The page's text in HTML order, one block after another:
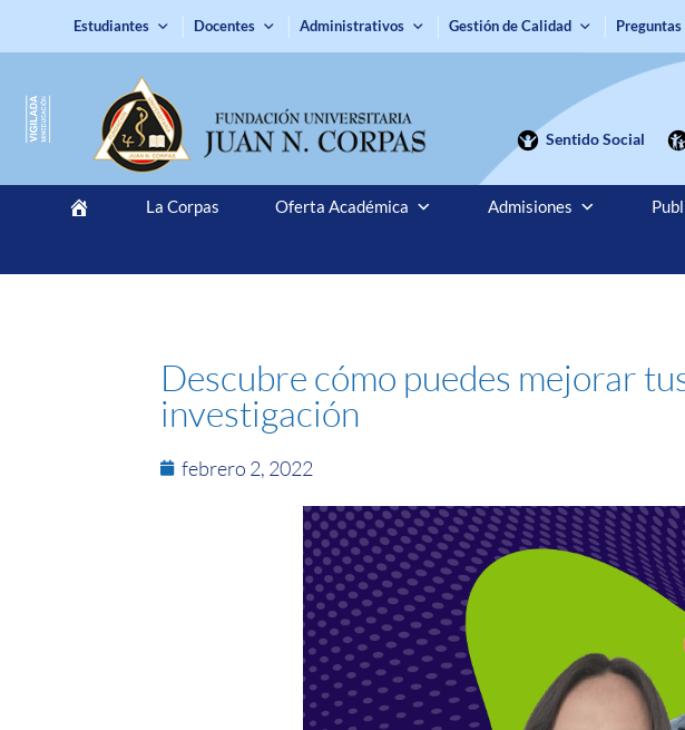
Estudiantes Docentes Administrativos Gestión de Calidad
Sentido Social
La Corpas Oferta Académica Admisiones
Descubre cómo puedes mejorar
investigación
febrero 2, 2022